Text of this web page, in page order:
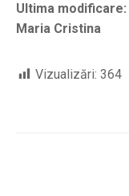
Ultima modificare:
Maria Cristina
Vizualizări: 364